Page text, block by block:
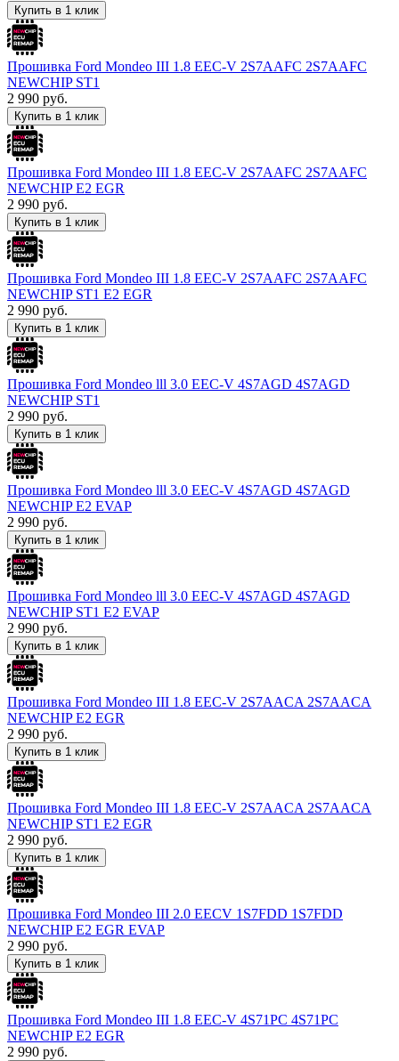
Купить в 1 клик
Прошивка Ford Mondeo III 1.8 EEC-V 2S7AAFC 2S7AAFC
NEWCHIP ST1
2 990 руб.
Купить в 1 клик
Прошивка Ford Mondeo III 1.8 EEC-V 2S7AAFC 2S7AAFC
NEWCHIP E2 EGR
2 990 руб.
Купить в 1 клик
Прошивка Ford Mondeo III 1.8 EEC-V 2S7AAFC 2S7AAFC
NEWCHIP ST1 E2 EGR
2 990 руб.
Купить в 1 клик
Прошивка Ford Mondeo lll 3.0 EEC-V 4S7AGD 4S7AGD
NEWCHIP ST1
2 990 руб.
Купить в 1 клик
Прошивка Ford Mondeo lll 3.0 EEC-V 4S7AGD 4S7AGD
NEWCHIP E2 EVAP
2 990 руб.
Купить в 1 клик
Прошивка Ford Mondeo lll 3.0 EEC-V 4S7AGD 4S7AGD
NEWCHIP ST1 E2 EVAP
2 990 руб.
Купить в 1 клик
Прошивка Ford Mondeo III 1.8 EEC-V 2S7AACA 2S7AACA
NEWCHIP E2 EGR
2 990 руб.
Купить в 1 клик
Прошивка Ford Mondeo III 1.8 EEC-V 2S7AACA 2S7AACA
NEWCHIP ST1 E2 EGR
2 990 руб.
Купить в 1 клик
Прошивка Ford Mondeo III 2.0 EECV 1S7FDD 1S7FDD
NEWCHIP E2 EGR EVAP
2 990 руб.
Купить в 1 клик
Прошивка Ford Mondeo III 1.8 EEC-V 4S71PC 4S71PC
NEWCHIP E2 EGR
2 990 руб.